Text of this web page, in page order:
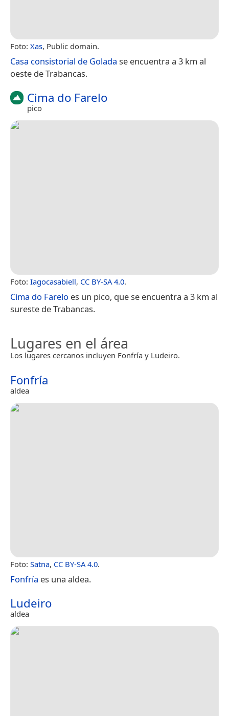
Foto: Xas, Public domain.
Casa consistorial de Golada se encuentra a 3 km al
oeste de Trabancas.
Cima do Farelo
pico
Foto: Iagocasabiell, CC BY-SA 4.0.
Cima do Farelo es un pico, que se encuentra a 3 km al
sureste de Trabancas.
Lugares en el área
Los lugares cercanos incluyen Fonfría y Ludeiro.
Fonfría
aldea
Foto: Satna, CC BY-SA 4.0.
Fonfría es una aldea.
Ludeiro
aldea